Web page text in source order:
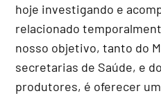
hoje investigando e
relacionado
nosso objetivo, tanto do
secretarias de Saúde, e
produtores, é oferecer